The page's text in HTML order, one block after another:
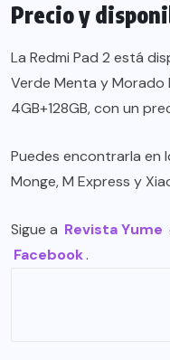
Precio y
La Redmi Pad 2 está
Verde Menta y Morado
4GB+128GB, con un
Puedes encontrarla en
Monge, M Express y
Sigue a Revista Yume
Facebook.